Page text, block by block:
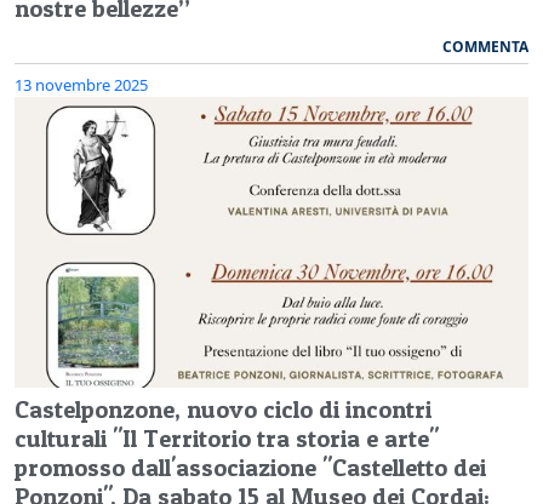
nostre bellezze”
COMMENTA
13 novembre 2025
Castelponzone, nuovo ciclo di incontri
culturali "Il Territorio tra storia e arte"
promosso dall'associazione "Castelletto dei
Ponzoni". Da sabato 15 al Museo dei Cordai: